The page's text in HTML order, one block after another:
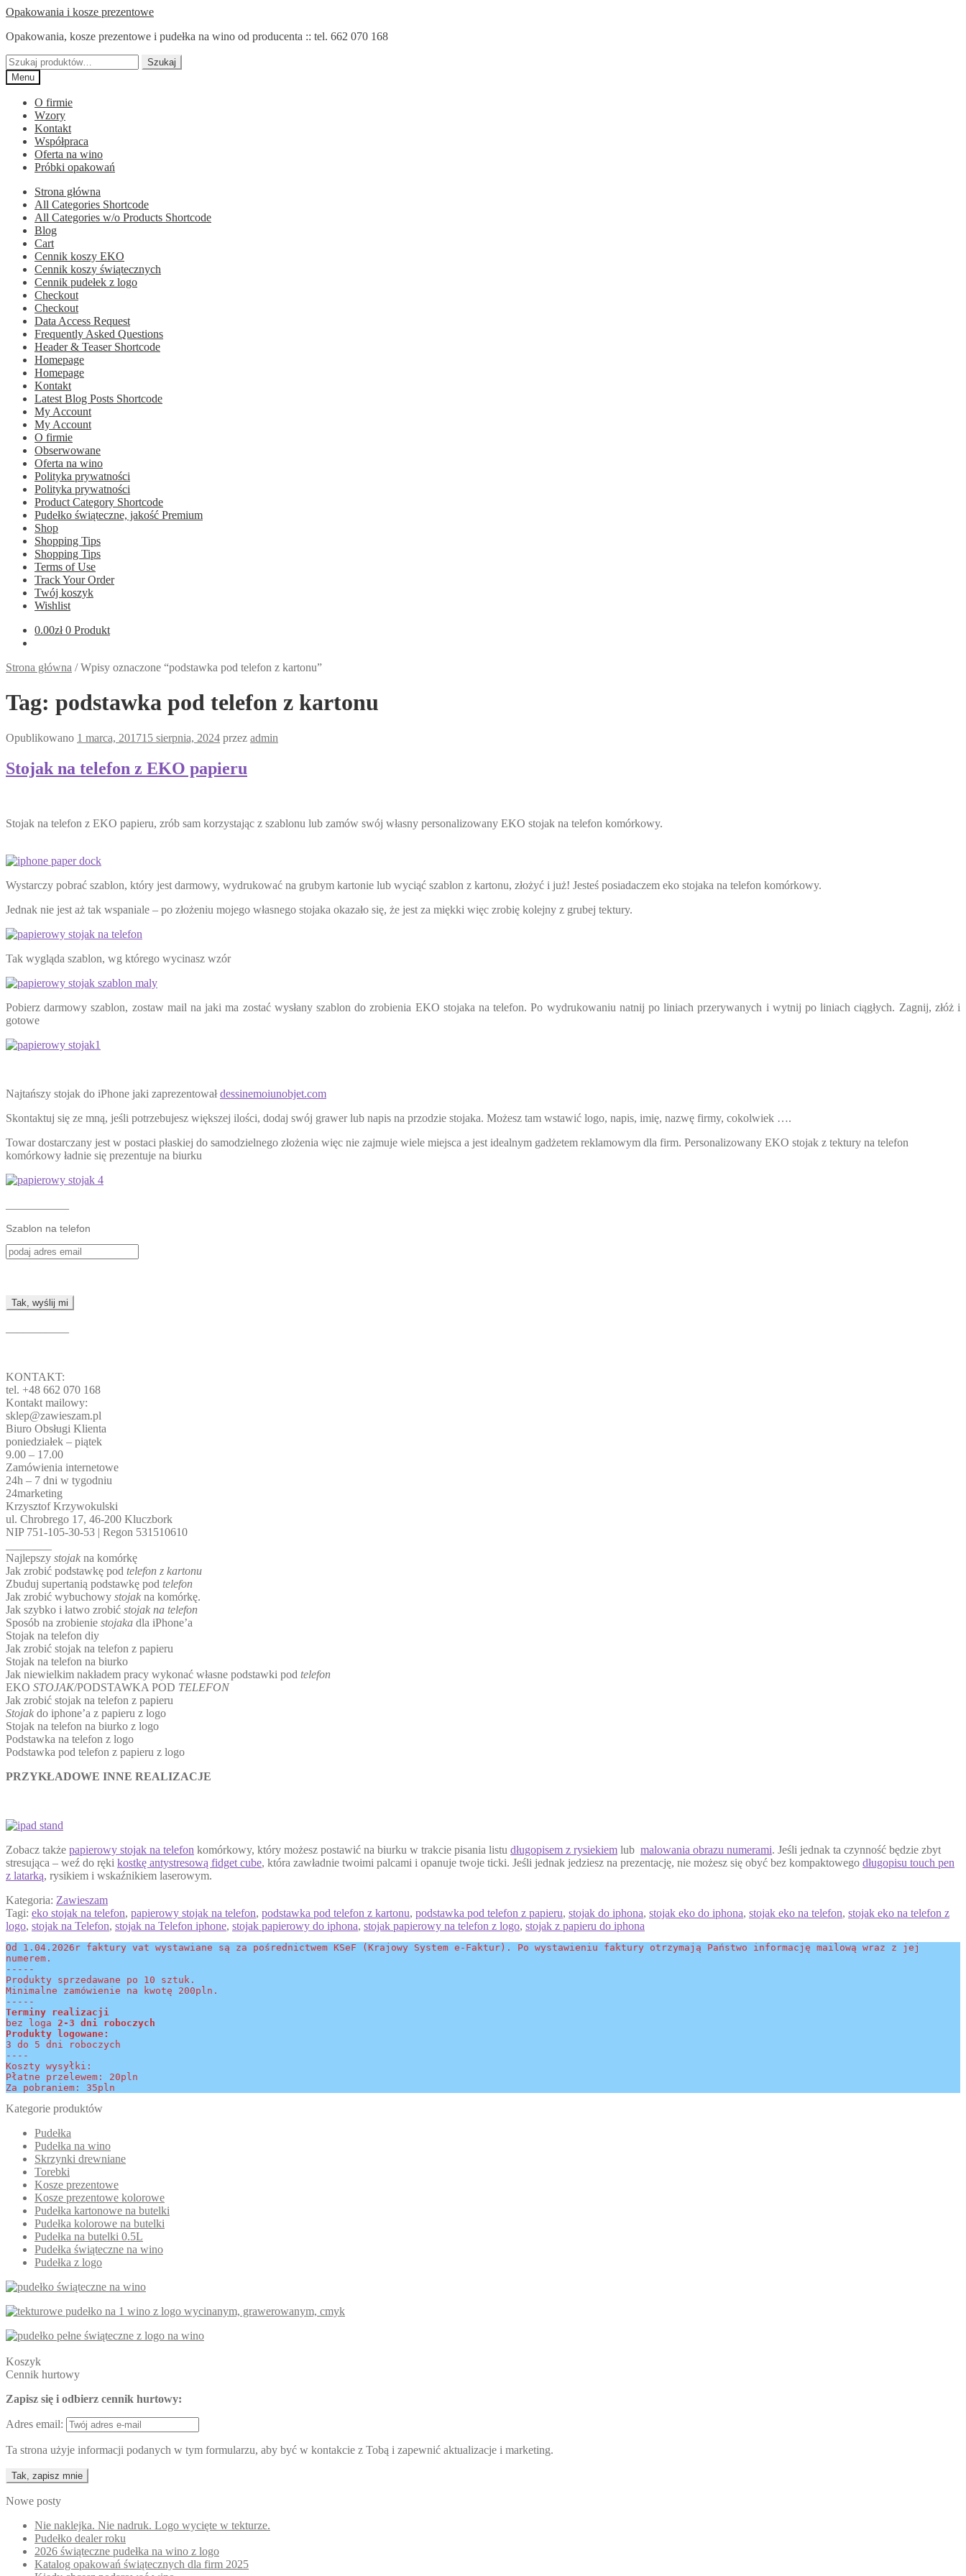
Przejdź
nawigacji
Przejdź
treści
Opakowania i kosze prezentowe
Opakowania, kosze prezentowe i pudełka na wino od producenta :: tel. 662 070 168
Szukaj:
Szukaj
Menu
O firmie
Wzory
Kontakt
Współpraca
Oferta na wino
Próbki opakowań
Strona główna
All Categories Shortcode
All Categories w/o Products Shortcode
Blog
Cart
Cennik koszy EKO
Cennik koszy świątecznych
Cennik pudełek z logo
Checkout
Checkout
Data Access Request
Frequently Asked Questions
Header & Teaser Shortcode
Homepage
Homepage
Kontakt
Latest Blog Posts Shortcode
My Account
My Account
O firmie
Obserwowane
Oferta na wino
Polityka prywatności
Polityka prywatności
Product Category Shortcode
Pudełko świąteczne, jakość Premium
Shop
Shopping Tips
Shopping Tips
Terms of Use
Track Your Order
Twój koszyk
Wishlist
0.00zł 0 Produkt
Strona główna /Wpisy oznaczone “podstawka pod telefon z kartonu”
Tag: podstawka pod telefon z kartonu
Opublikowano 1 marca, 201715 sierpnia, 2024 przez admin
Stojak na telefon z EKO papieru
Stojak na telefon z EKO papieru, zrób sam korzystając z szablonu lub zamów swój własny personalizowany EKO stojak na telefon komórkowy.
Wystarczy pobrać szablon, który jest darmowy, wydrukować na grubym kartonie lub wyciąć szablon z kartonu, złożyć i już! Jesteś posiadaczem eko stojaka na telefon komórkowy.
Jednak nie jest aż tak wspaniale – po złożeniu mojego własnego stojaka okazało się, że jest za miękki więc zrobię kolejny z grubej tektury.
Tak wygląda szablon, wg którego wycinasz wzór
Pobierz darmowy szablon, zostaw mail na jaki ma zostać wysłany szablon do zrobienia EKO stojaka na telefon. Po wydrukowaniu natnij po liniach przerywanych i wytnij po liniach ciągłych. Zagnij, złóż i
gotowe
Najtańszy stojak do iPhone jaki zaprezentowałdessinemoiunobjet.com
Skontaktuj się ze mną, jeśli potrzebujesz większej ilości, dodaj swój grawer lub napis na przodzie stojaka. Możesz tam wstawić logo, napis, imię, nazwę firmy, cokolwiek ….
Towar dostarczany jest w postaci płaskiej do samodzielnego złożenia więc nie zajmuje wiele miejsca a jest idealnym gadżetem reklamowym dla firm. Personalizowany EKO stojak z tektury na telefon
komórkowy ładnie się prezentuje na biurku
Szablon na telefon
KONTAKT:
tel. +48 662 070 168
Kontakt mailowy:
sklep@zawieszam.pl
Biuro Obsługi Klienta
poniedziałek – piątek
9.00 – 17.00
Zamówienia internetowe
24h – 7 dni w tygodniu
24marketing
Krzysztof Krzywokulski
ul. Chrobrego 17, 46-200 Kluczbork
NIP 751-105-30-53 | Regon 531510610
Najlepszy stojak na komórkę
Jak zrobić podstawkę pod telefon z kartonu
Zbuduj supertanią podstawkę pod telefon
Jak zrobić wybuchowy stojak na komórkę.
Jak szybko i łatwo zrobić stojak na telefon
Sposób na zrobienie stojaka dla iPhone’a
Stojak na telefon diy
Jak zrobić stojak na telefon z papieru
Stojak na telefon na biurko
Jak niewielkim nakładem pracy wykonać własne podstawki pod telefon
EKO STOJAK/PODSTAWKA POD TELEFON
Jak zrobić stojak na telefon z papieru
Stojak do iphone’a z papieru z logo
Stojak na telefon na biurko z logo
Podstawka na telefon z logo
Podstawka pod telefon z papieru z logo
PRZYKŁADOWE INNE REALIZACJE
Zobacz także papierowy stojak na telefon komórkowy, który możesz postawić na biurku w trakcie pisania listu długopisem z rysiekiem lub malowania obrazu numerami. Jeśli jednak ta czynność będzie zbyt
stresująca – weź do ręki kostkę antystresową fidget cube, która zawładnie twoimi palcami i opanuje twoje ticki. Jeśli jednak jedziesz na prezentację, nie możesz się obyć bez kompaktowego długopisu touch pen
z latarką, rysikiem i wskaźnikiem laserowym.
Kategoria: Zawieszam
Tagi: eko stojak na telefon, papierowy stojak na telefon, podstawka pod telefon z kartonu, podstawka pod telefon z papieru, stojak do iphona, stojak eko do iphona, stojak eko na telefon, stojak eko na telefon z
logo, stojak na Telefon, stojak na Telefon iphone, stojak papierowy do iphona, stojak papierowy na telefon z logo, stojak z papieru do iphona
Od 1.04.2026r faktury vat wystawiane są za pośrednictwem KSeF (Krajowy System e-Faktur). Po wystawieniu faktury otrzymają Państwo informację mailową wraz z jej
numerem.
-----
Produkty sprzedawane po 10 sztuk.
Minimalne zamówienie na kwotę 200pln.
-----
Terminy realizacji
bez loga 2-3 dni roboczych
Produkty logowane:
3 do 5 dni roboczych
----
Koszty wysyłki:
Płatne przelewem: 20pln
Za pobraniem: 35pln
Kategorie produktów
Pudełka
Pudełka na wino
Skrzynki drewniane
Torebki
Kosze prezentowe
Kosze prezentowe kolorowe
Pudełka kartonowe na butelki
Pudełka kolorowe na butelki
Pudełka na butelki 0.5L
Pudełka świąteczne na wino
Pudełka z logo
Koszyk
Cennik hurtowy
Zapisz się i odbierz cennik hurtowy:
Adres email:
Ta strona użyje informacji podanych w tym formularzu, aby być w kontakcie z Tobą i zapewnić aktualizacje i marketing.
Nowe posty
Nie naklejka. Nie nadruk. Logo wycięte w tekturze.
Pudełko dealer roku
2026 świąteczne pudełka na wino z logo
Katalog opakowań świątecznych dla firm 2025